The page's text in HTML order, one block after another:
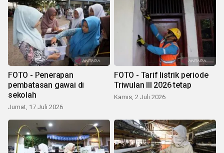
FOTO - Penerapan
pembatasan gawai di
sekolah
Jumat, 17 Juli 2026
FOTO - Tarif listrik periode
Triwulan III 2026 tetap
Kamis, 2 Juli 2026